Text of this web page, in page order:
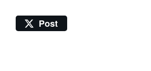
EmailPost